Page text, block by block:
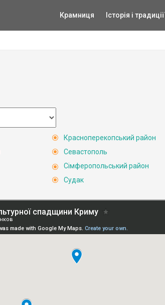
Крамниця Історія і традиції
Красноперекопський район
Севастополь
Сімферопольський район
Судак